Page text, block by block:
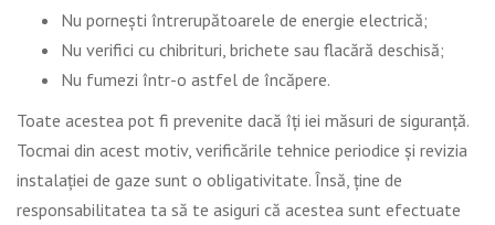
Nu pornești întrerupătoarele de energie electrică;
Nu verifici cu chibrituri, brichete sau flacără deschisă;
Nu fumezi într-o astfel de încăpere.
Toate acestea pot fi prevenite dacă îți iei măsuri de siguranță.
Tocmai din acest motiv, verificările tehnice periodice și revizia
instalației de gaze sunt o obligativitate. Însă, ține de
responsabilitatea ta să te asiguri că acestea sunt efectuate